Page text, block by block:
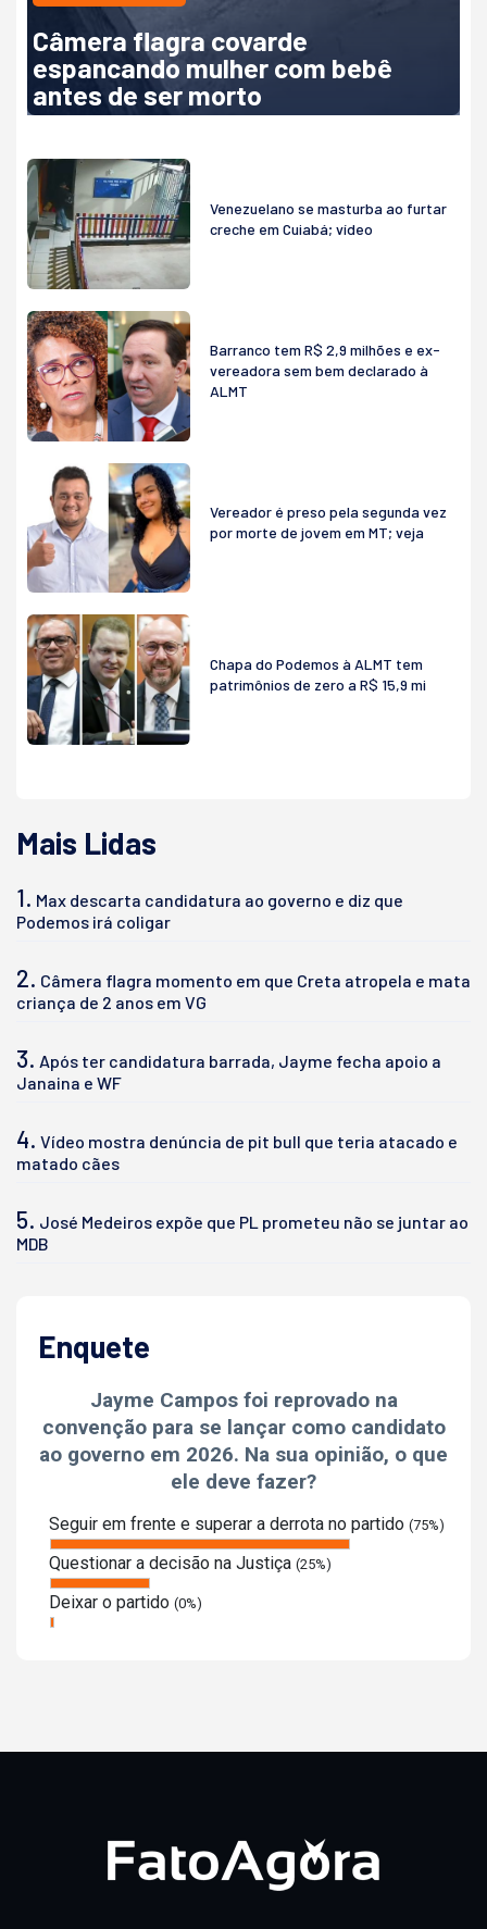
Câmera flagra covarde
espancando mulher com bebê
antes de ser morto
Venezuelano se masturba ao furtar
creche em Cuiabá; vídeo
Barranco tem R$ 2,9 milhões e ex-
vereadora sem bem declarado à
ALMT
Vereador é preso pela segunda vez
por morte de jovem em MT; veja
Chapa do Podemos à ALMT tem
patrimônios de zero a R$ 15,9 mi
Mais Lidas
1. Max descarta candidatura ao governo e diz que
Podemos irá coligar
2. Câmera flagra momento em que Creta atropela e mata
criança de 2 anos em VG
3. Após ter candidatura barrada, Jayme fecha apoio a
Janaina e WF
4. Vídeo mostra denúncia de pit bull que teria atacado e
matado cães
5. José Medeiros expõe que PL prometeu não se juntar ao
MDB
Enquete
Jayme Campos foi reprovado na
convenção para se lançar como candidato
ao governo em 2026. Na sua opinião, o que
ele deve fazer?
Seguir em frente e superar a derrota no partido (75%)
Questionar a decisão na Justiça (25%)
Deixar o partido (0%)